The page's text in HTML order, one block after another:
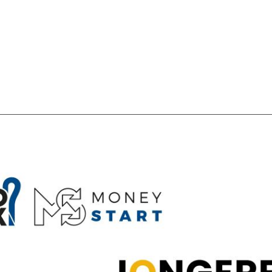
OVER ROOD
COLLECTIEF SCHULDREGELEN
DE VOORZIENINGENWIJZER